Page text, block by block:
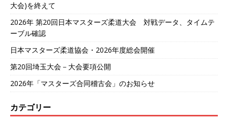
大会)を終えて
2026年 第20回日本マスターズ柔道大会 対戦データ、タイムテ
ーブル確認
日本マスターズ柔道協会・2026年度総会開催
第20回埼玉大会－大会要項公開
2026年「マスターズ合同稽古会」のお知らせ
カテゴリー